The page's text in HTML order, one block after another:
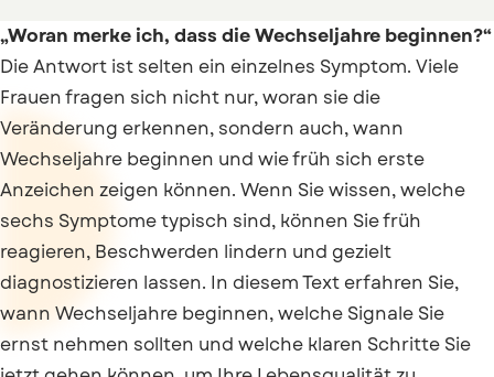
„Woran merke ich, dass die Wechseljahre beginnen?“
Die Antwort ist selten ein einzelnes Symptom. Viele
Frauen fragen sich nicht nur, woran sie die
Veränderung erkennen, sondern auch, wann
Wechseljahre beginnen und wie früh sich erste
Anzeichen zeigen können. Wenn Sie wissen, welche
sechs Symptome typisch sind, können Sie früh
reagieren, Beschwerden lindern und gezielt
diagnostizieren lassen. In diesem Text erfahren Sie,
wann Wechseljahre beginnen, welche Signale Sie
ernst nehmen sollten und welche klaren Schritte Sie